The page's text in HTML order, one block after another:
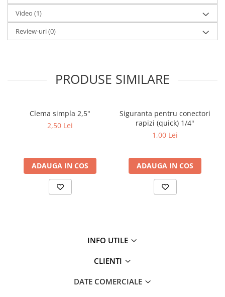
Video (1)
Review-uri(0)
PRODUSE SIMILARE
Clema simpla 2,5"
2,50 Lei
ADAUGA IN COS
Siguranta pentru conectori
rapizi (quick) 1/4"
1,00 Lei
ADAUGA IN COS
INFO UTILE
CLIENTI
DATE COMERCIALE